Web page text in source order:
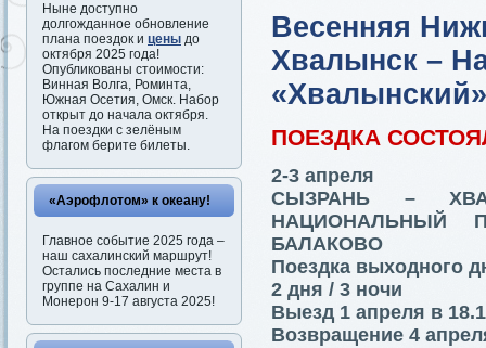
Ныне доступно
долгожданное обновление
плана поездок и цены до
октября 2025 года!
Опубликованы стоимости:
Винная Волга, Роминта,
Южная Осетия, Омск. Набор
открыт до начала октября.
На поездки с зелёным
флагом берите билеты.
«Аэрофлотом» к океану!
Главное событие 2025 года –
наш сахалинский маршрут!
Остались последние места в
группе на Сахалин и
Монерон 9-17 августа 2025!
Весенняя
Хвалынск –
ПОЕЗДКА
2-3 апреля
СЫЗРАНЬ –
НАЦИОНАЛЬНЫЙ
БАЛАКОВО
Поездка выходного
2 дня / 3 ночи
Выезд 1 апреля в
Возвращение 4